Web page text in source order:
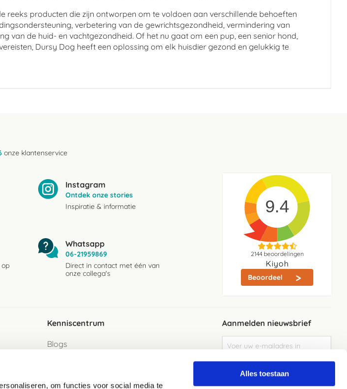
om functies voor social media te
Alles toestaan
reeks producten die zijn ontworpen om te voldoen aan verschillende behoeften
verbetering van de gewrichtsgezondheid, vermindering van
van de huid- en vachtgezondheid. Of het nu gaat om een pup, een senior hond,
Dursy Dog heeft een oplossing om elk huisdier gezond en gelukkig te
onze klantenservice
Instagram
Ontdek onze stories
Inspiratie & informatie
Whatsapp
06-21959869
Direct in contact met één van
onze collega's
9.4
2144beoordelingen
Kiyoh
Beoordeel
Kenniscentrum
Blogs
Aanmelden nieuwsbrief
u
op